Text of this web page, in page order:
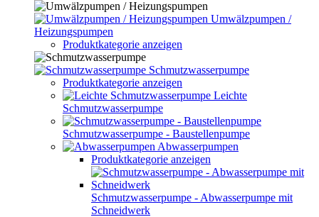
Umwälzpumpen /
Heizungspumpen
Produktkategorie anzeigen
Schmutzwasserpumpe
Produktkategorie anzeigen
Leichte
Schmutzwasserpumpe
Schmutzwasserpumpe - Baustellenpumpe
Abwasserpumpen
Produktkategorie anzeigen
Schmutzwasserpumpe - Abwasserpumpe mit
Schneidwerk